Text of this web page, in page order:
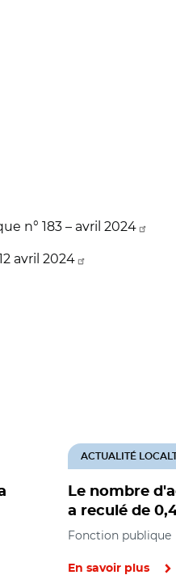
n° 183 – avril 2024
avril 2024
Le nombre
a reculé de
ACTUALITÉ
Fonction publique
En savoir plus